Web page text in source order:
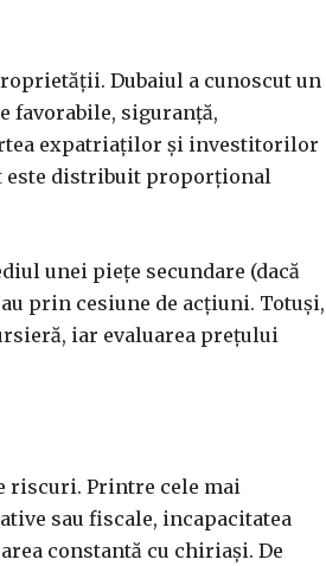
Dubaiul a cunoscut un
favorabile, siguranță,
expatriaților și investitorilor
este distribuit proporțional
unei piețe secundare (dacă
prin cesiune de acțiuni. Totuși,
iar evaluarea prețului
riscuri. Printre cele mai
sau fiscale, incapacitatea
constantă cu chiriași. De